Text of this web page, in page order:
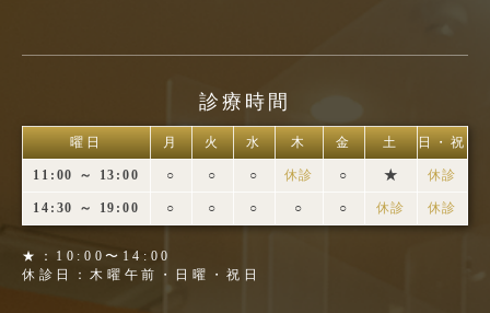
診療時間
曜日 月 火 水 木 金 土 日・祝
11:00 ～ 13:00 ○ ○ ○ 休診 ○ ★ 休診
14:30 ～ 19:00 ○ ○ ○ ○ ○ 休診 休診
★：10:00〜14:00
休診日：木曜午前・日曜・祝日